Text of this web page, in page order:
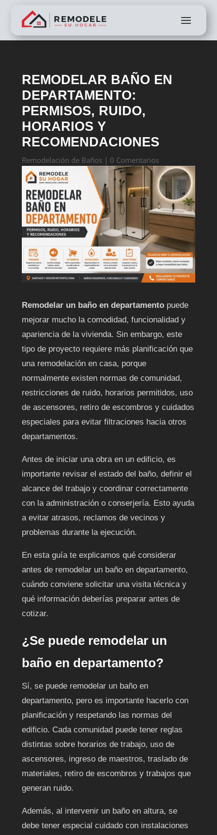
REMODELAR BAÑO EN
DEPARTAMENTO:
PERMISOS, RUIDO,
HORARIOS Y
RECOMENDACIONES
Remodelación de Baños| 0 Comentarios
Remodelar un baño en departamentopuede
mejorar mucho la comodidad, funcionalidad y
apariencia de la vivienda. Sin embargo, este
tipo de proyecto requiere más planificación que
una remodelación en casa, porque
normalmente existen normas de comunidad,
restricciones de ruido, horarios permitidos, uso
de ascensores, retiro de escombros y cuidados
especiales para evitar filtraciones hacia otros
departamentos.
Antes de iniciar una obra en un edificio, es
importante revisar el estado del baño, definir el
alcance del trabajo y coordinar correctamente
con la administración o conserjería. Esto ayuda
a evitar atrasos, reclamos de vecinos y
problemas durante la ejecución.
En esta guía te explicamos qué considerar
antes de remodelar un baño en departamento,
cuándo conviene solicitar una visita técnica y
qué información deberías preparar antes de
cotizar.
¿Se puede remodelar un
baño en departamento?
Sí, se puede remodelar un baño en
departamento, pero es importante hacerlo con
planificación y respetando las normas del
edificio. Cada comunidad puede tener reglas
distintas sobre horarios de trabajo, uso de
ascensores, ingreso de maestros, traslado de
materiales, retiro de escombros y trabajos que
generan ruido.
Además, al intervenir un baño en altura, se
debe tener especial cuidado con instalaciones